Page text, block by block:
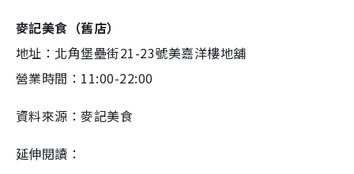
麥記美食（舊店）
地址：北角堡壘街21-23號美嘉洋樓地舖
營業時間：11:00-22:00
資料來源：麥記美食
延伸閱讀：